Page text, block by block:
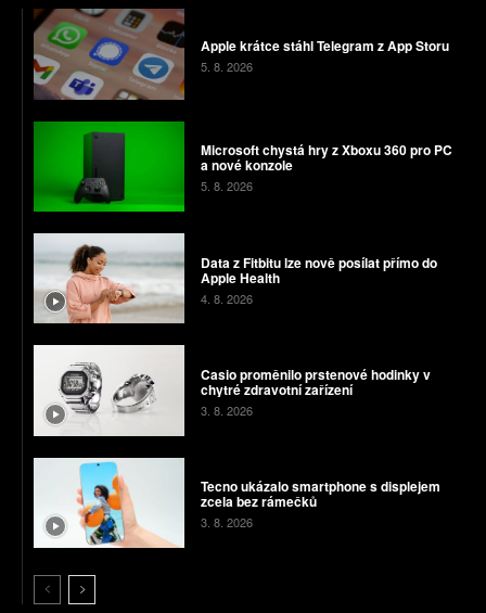
Apple krátce stáhl Telegram z App Storu
5. 8. 2026
Microsoft chystá hry z Xboxu 360 pro PC
a nové konzole
5. 8. 2026
Data z Fitbitu lze nově posílat přímo do
Apple Health
4. 8. 2026
Casio proměnilo prstenové hodinky v
chytré zdravotní zařízení
3. 8. 2026
Tecno ukázalo smartphone s displejem
zcela bez rámečků
3. 8. 2026